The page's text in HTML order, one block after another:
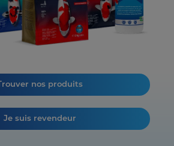
Trouver nos produits
Je suis revendeur